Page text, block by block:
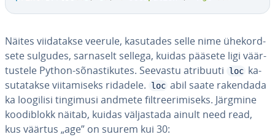
Näites vii­da­takse veerule, kasutades selle nime ühe­kord­
sete sulgudes, sarnaselt sellega, kuidas pääsete ligi väär­
tus­tele Python-sõ­nas­ti­ku­tes. Seevastu atribuuti
loc ka­
su­ta­takse vii­ta­miseks ridadele.
loc abil saate rakendada
ka loogilisi tingimusi andmete filt­ree­ri­miseks. Järgmine
koo­dib­lokk näitab, kuidas väl­jas­tada ainult need read,
kus väärtus „age” on suurem kui 30: